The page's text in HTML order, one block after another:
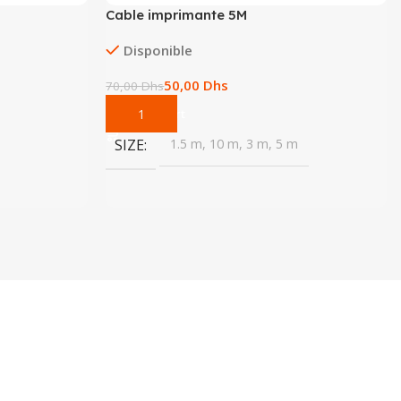
Cable imprimante 5M
Disponible
70,00Dhs50,00 Dhs
Add To Cart
SIZE 1.5 m, 10 m, 3 m, 5 m